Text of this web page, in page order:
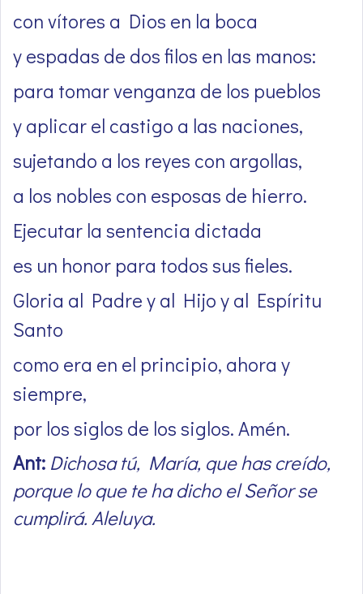
con vítores a Dios en la boca
y espadas de dos filos en las manos:
para tomar venganza de los pueblos
y aplicar el castigo a las naciones,
sujetando a los reyes con argollas,
a los nobles con esposas de hierro.
Ejecutar la sentencia dictada
es un honor para todos sus fieles.
Gloria al Padre y al Hijo y al Espíritu
Santo
como era en el principio, ahora y
siempre,
por los siglos de los siglos. Amén.
Ant: Dichosa tú, María, que has creído,
porque lo que te ha dicho el Señor se
cumplirá. Aleluya.